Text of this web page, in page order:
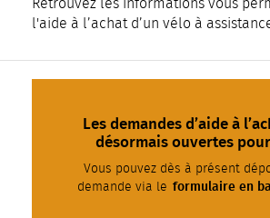
Retrouvez les informations vous
l'aide à l’achat d’un vélo à
Les demandes d’aide à
désormais ouvertes
Vous pouvez dès à présent
demande via le formulaire en